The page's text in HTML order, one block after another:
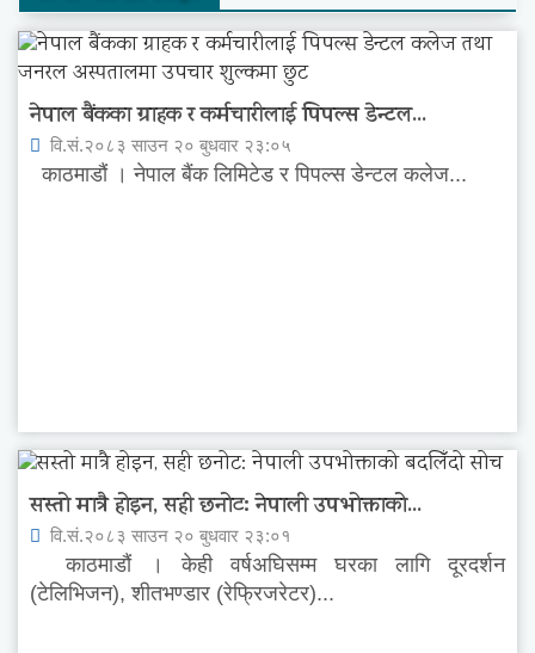
नेपाल बैंकका ग्राहक र कर्मचारीलाई पिपल्स डेन्टल...
वि.सं.२०८३ साउन २० बुधवार २३:०५
काठमाडौं । नेपाल बैंक लिमिटेड र पिपल्स डेन्टल कलेज...
सस्तो मात्रै होइन, सही छनोट: नेपाली उपभोक्ताको...
वि.सं.२०८३ साउन २० बुधवार २३:०१
काठमाडौं । केही वर्षअघिसम्म घरका लागि दूरदर्शन
(टेलिभिजन), शीतभण्डार (रेफ्रिजरेटर)...